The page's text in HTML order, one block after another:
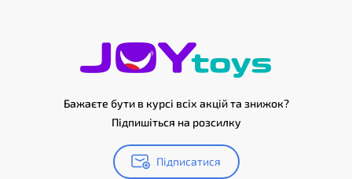
Бажаєте бути в курсі всіх акцій та знижок?
Підпишіться на розсилку
Підписатися